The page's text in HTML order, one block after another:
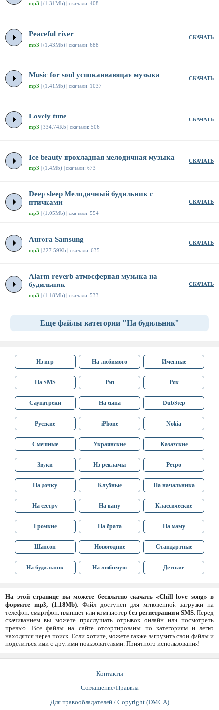
mp3 | (1.31Mb) | скачали: 408
Peaceful river
mp3 | (1.43Mb) | скачали: 688
СКАЧАТЬ
Music for soul успокаивающая музыка
mp3 | (1.41Mb) | скачали: 1037
СКАЧАТЬ
Lovely tune
mp3 | 334.74Kb | скачали: 506
СКАЧАТЬ
Ice beauty прохладная мелодичная музыка
mp3 | (1.4Mb) | скачали: 673
СКАЧАТЬ
Deep sleep Мелодичный будильник с
птичками
mp3 | (1.05Mb) | скачали: 554
СКАЧАТЬ
Aurora Samsung
mp3 | 327.59Kb | скачали: 635
СКАЧАТЬ
Alarm reverb атмосферная музыка на
будильник
mp3 | (1.18Mb) | скачали: 533
СКАЧАТЬ
Еще файлы категории "На будильник"
Из игр На любимого Именные
На SMS Рэп Рок
Саундтреки На сына DubStep
Русские iPhone Nokia
Смешные Украинские Казахские
Звуки Из рекламы Ретро
На дочку Клубные На начальника
На сестру На папу Классические
Громкие На брата На маму
Шансон Новогодние Стандартные
На будильник На любимую Детские
На этой странице вы можете бесплатно скачать «Chill love song» в
формате mp3, (1.18Mb). Файл доступен для мгновенной загрузки на
телефон, смартфон, планшет или компьютер без регистрации и SMS. Перед
скачиванием вы можете прослушать отрывок онлайн или посмотреть
превью. Все файлы на сайте отсортированы по категориям и легко
находятся через поиск. Если хотите, можете также загрузить свои файлы и
поделиться ими с другими пользователями. Приятного использования!
Контакты
Соглашение/Правила
Для правообладателей / Copyright (DMCA)